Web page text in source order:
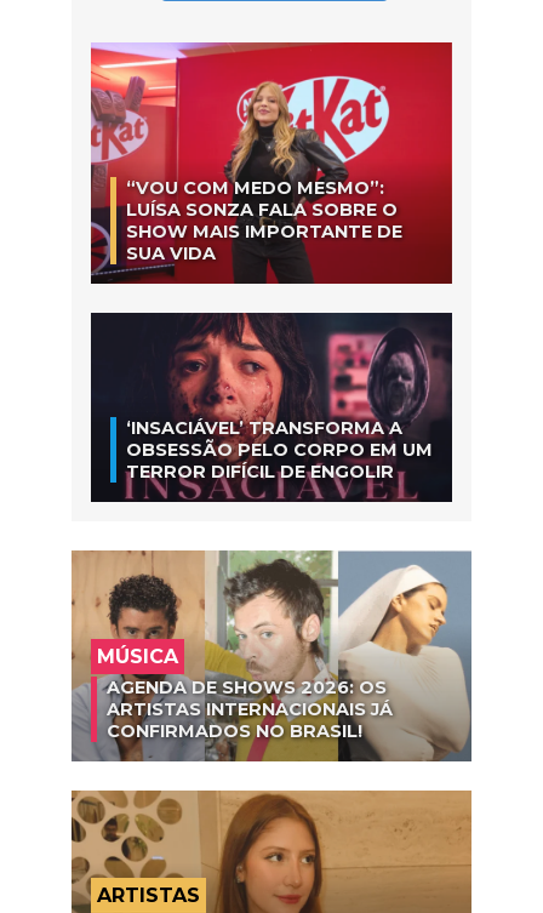
“VOU COM MEDO MESMO”:
LUÍSA SONZA FALA SOBRE O
SHOW MAIS IMPORTANTE DE
SUA VIDA
‘INSACIÁVEL’ TRANSFORMA A
OBSESSÃO PELO CORPO EM UM
TERROR DIFÍCIL DE ENGOLIR
MÚSICA
AGENDA DE SHOWS 2026: OS
ARTISTAS INTERNACIONAIS JÁ
CONFIRMADOS NO BRASIL!
ARTISTAS